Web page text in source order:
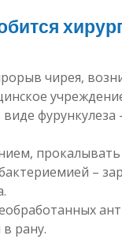
чирея,
–
рану.